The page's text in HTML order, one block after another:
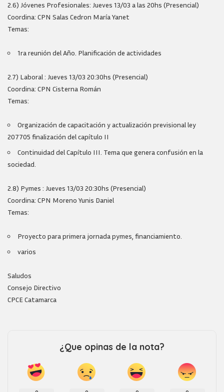
2.6) Jóvenes Profesionales: Jueves 13/03 a las 20hs (Presencial)
Coordina: CPN Salas Cedron María Yanet
Temas:
1ra reunión del Año. Planificación de actividades
2.7) Laboral : Jueves 13/03 20:30hs (Presencial)
Coordina: CPN Cisterna Román
Temas:
Organización de capacitación y actualización previsional ley
207705 finalización del capítulo II
Continuidad del Capítulo III. Tema que genera confusión en la
sociedad.
2.8) Pymes : Jueves 13/03 20:30hs (Presencial)
Coordina: CPN Moreno Yunis Daniel
Temas:
Proyecto para primera jornada pymes, financiamiento.
varios
Saludos
Consejo Directivo
CPCE Catamarca
¿Que opinas de la nota?